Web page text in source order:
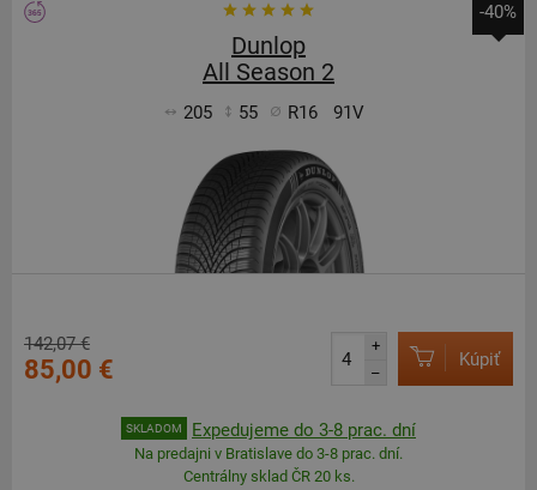
-40%
Dunlop
All Season 2
205 55 R16 91V
142,07 €
85,00 €
+
–
Kúpiť
SKLADOM Expedujeme do 3-8 prac. dní
Na predajni v Bratislave do 3-8 prac. dní.
Centrálny sklad ČR 20 ks.